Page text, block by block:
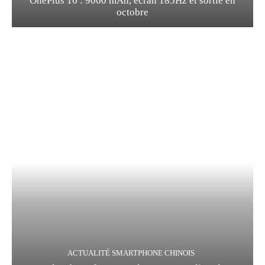
octobre
ACTUALITÉ SMARTPHONE CHINOIS